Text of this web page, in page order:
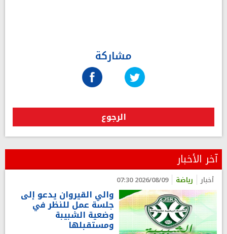
مشاركة
الرجوع
آخر الأخبار
أخبار رياضة 2026/08/09 07:30
والي القيروان يدعو إلى
جلسة عمل للنظر في
وضعية الشبيبة
ومستقبلها